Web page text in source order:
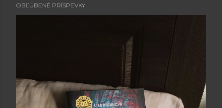
OBĽÚBENÉ PRÍSPEVKY